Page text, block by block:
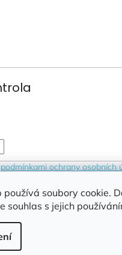
používá soubory cookie.
souhlas s jejich
podmínkami ochrany osobních